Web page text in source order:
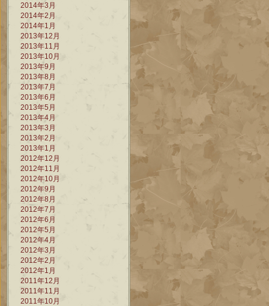
2014年3月
2014年2月
2014年1月
2013年12月
2013年11月
2013年10月
2013年9月
2013年8月
2013年7月
2013年6月
2013年5月
2013年4月
2013年3月
2013年2月
2013年1月
2012年12月
2012年11月
2012年10月
2012年9月
2012年8月
2012年7月
2012年6月
2012年5月
2012年4月
2012年3月
2012年2月
2012年1月
2011年12月
2011年11月
2011年10月